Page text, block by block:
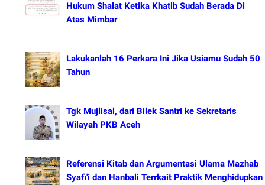
Hukum Shalat Ketika Khatib Sudah Berada Di
Atas Mimbar
Lakukanlah 16 Perkara Ini Jika Usiamu Sudah 50
Tahun
Tgk Mujlisal, dari Bilek Santri ke Sekretaris
Wilayah PKB Aceh
Referensi Kitab dan Argumentasi Ulama Mazhab
Syafi'i dan Hanbali Terrkait Praktik Menghidupkan